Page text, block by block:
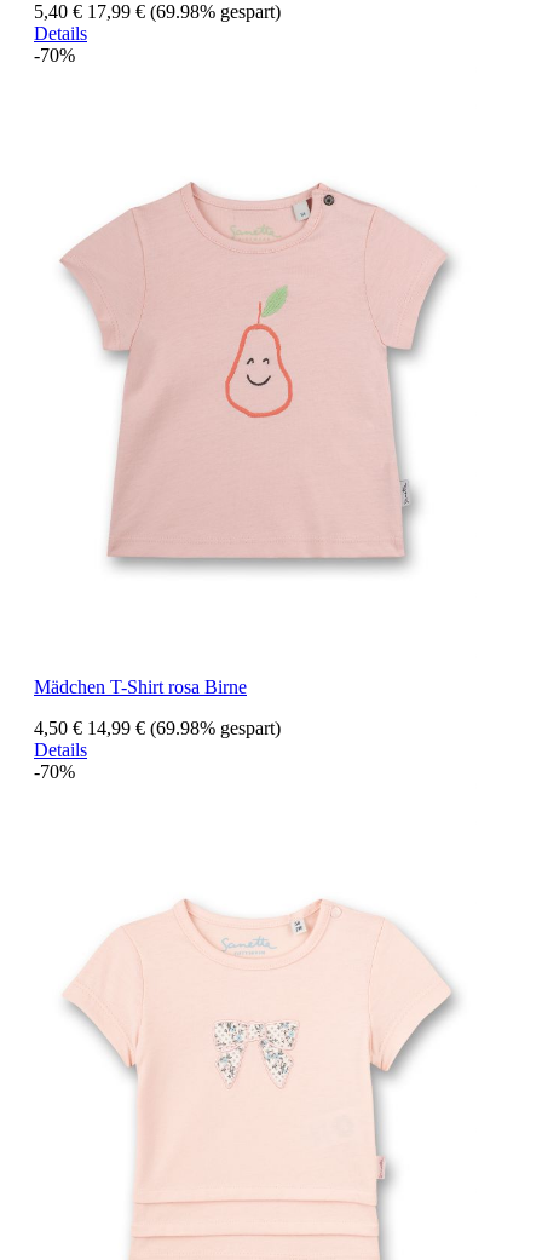
5,40 € 17,99 € (69.98% gespart)
Details
-70%
Mädchen T-Shirt rosa Birne
4,50 € 14,99 € (69.98% gespart)
Details
-70%